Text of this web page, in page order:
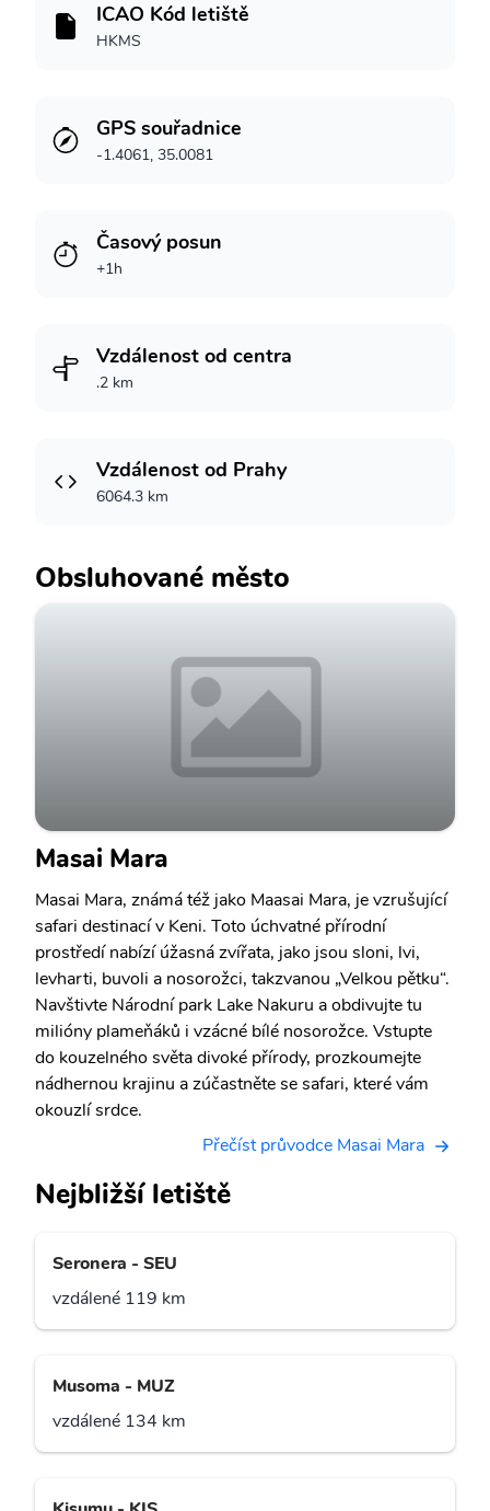
ICAO Kód letiště
HKMS
GPS souřadnice
-1.4061, 35.0081
Časový posun
+1h
Vzdálenost od centra
.2 km
Vzdálenost od Prahy
6064.3 km
Obsluhované město
Masai Mara
Masai Mara, známá též jako Maasai Mara, je vzrušující
safari destinací v Keni. Toto úchvatné přírodní
prostředí nabízí úžasná zvířata, jako jsou sloni, lvi,
levharti, buvoli a nosorožci, takzvanou „Velkou pětku“.
Navštivte Národní park Lake Nakuru a obdivujte tu
milióny plameňáků i vzácné bílé nosorožce. Vstupte
do kouzelného světa divoké přírody, prozkoumejte
nádhernou krajinu a zúčastněte se safari, které vám
okouzlí srdce.
Přečíst průvodce Masai Mara
Nejbližší letiště
Seronera - SEU
vzdálené 119 km
Musoma - MUZ
vzdálené 134 km